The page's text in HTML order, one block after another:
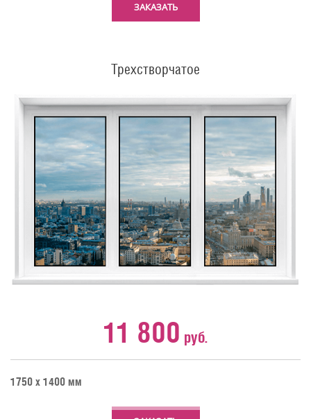
ЗАКАЗАТЬ
Трехстворчатое
11 800 руб.
1750 х 1400 мм